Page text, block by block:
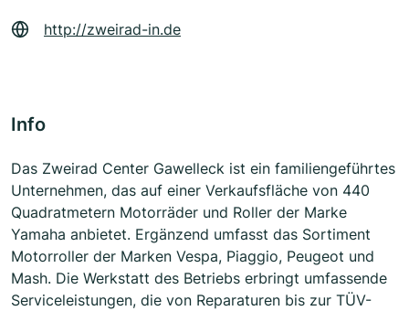
http://zweirad-in.de
Info
Das Zweirad Center Gawelleck ist ein familiengeführtes
Unternehmen, das auf einer Verkaufsfläche von 440
Quadratmetern Motorräder und Roller der Marke
Yamaha anbietet. Ergänzend umfasst das Sortiment
Motorroller der Marken Vespa, Piaggio, Peugeot und
Mash. Die Werkstatt des Betriebs erbringt umfassende
Serviceleistungen, die von Reparaturen bis zur TÜV-